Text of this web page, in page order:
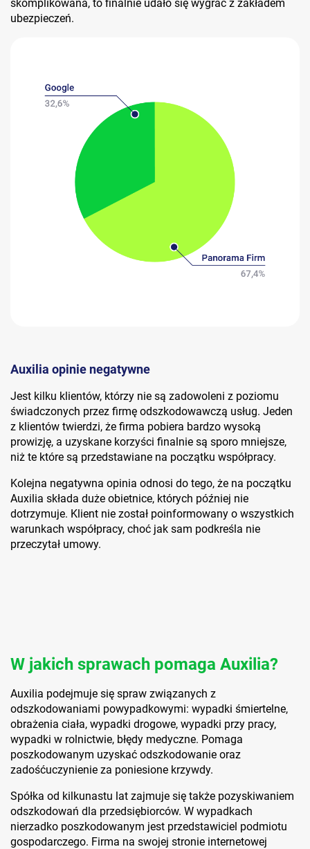
skomplikowana, to finalnie udało się wygrać z zakładem
ubezpieczeń.
Auxilia opinie negatywne
Jest kilku klientów, którzy nie są zadowoleni z poziomu
świadczonych przez firmę odszkodowawczą usług. Jeden
z klientów twierdzi, że firma pobiera bardzo wysoką
prowizję, a uzyskane korzyści finalnie są sporo mniejsze,
niż te które są przedstawiane na początku współpracy.
Kolejna negatywna opinia odnosi do tego, że na początku
Auxilia składa duże obietnice, których później nie
dotrzymuje. Klient nie został poinformowany o wszystkich
warunkach współpracy, choć jak sam podkreśla nie
przeczytał umowy.
W jakich sprawach pomaga Auxilia?
Auxilia podejmuje się spraw związanych z
odszkodowaniami powypadkowymi: wypadki śmiertelne,
obrażenia ciała, wypadki drogowe, wypadki przy pracy,
wypadki w rolnictwie, błędy medyczne. Pomaga
poszkodowanym uzyskać odszkodowanie oraz
zadośćuczynienie za poniesione krzywdy.
Spółka od kilkunastu lat zajmuje się także pozyskiwaniem
odszkodowań dla przedsiębiorców. W wypadkach
nierzadko poszkodowanym jest przedstawiciel podmiotu
gospodarczego. Firma na swojej stronie internetowej